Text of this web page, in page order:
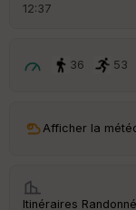
12:37
36 53
Afficher la
Itinéraires